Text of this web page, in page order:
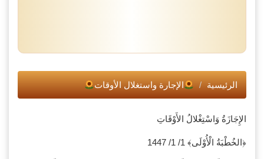
الرئيسية الإجارة واستغلال الأوقات
الإِجَازَةُ وَاسْتِغْلالُ الأَوْقَاتِ
﴿الخُطْبَةُ الْأُوْلَى﴾ 1/ 1/ 1447